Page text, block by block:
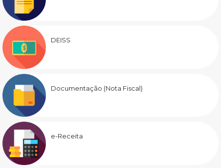
DEISS
Documentação (Nota Fiscal)
e-Receita